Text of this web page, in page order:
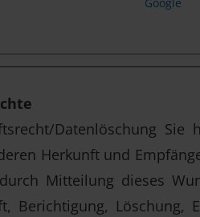
Datenlöschung
Herkunft und
Mitteilung dieses
Berichtigung, Löschung,